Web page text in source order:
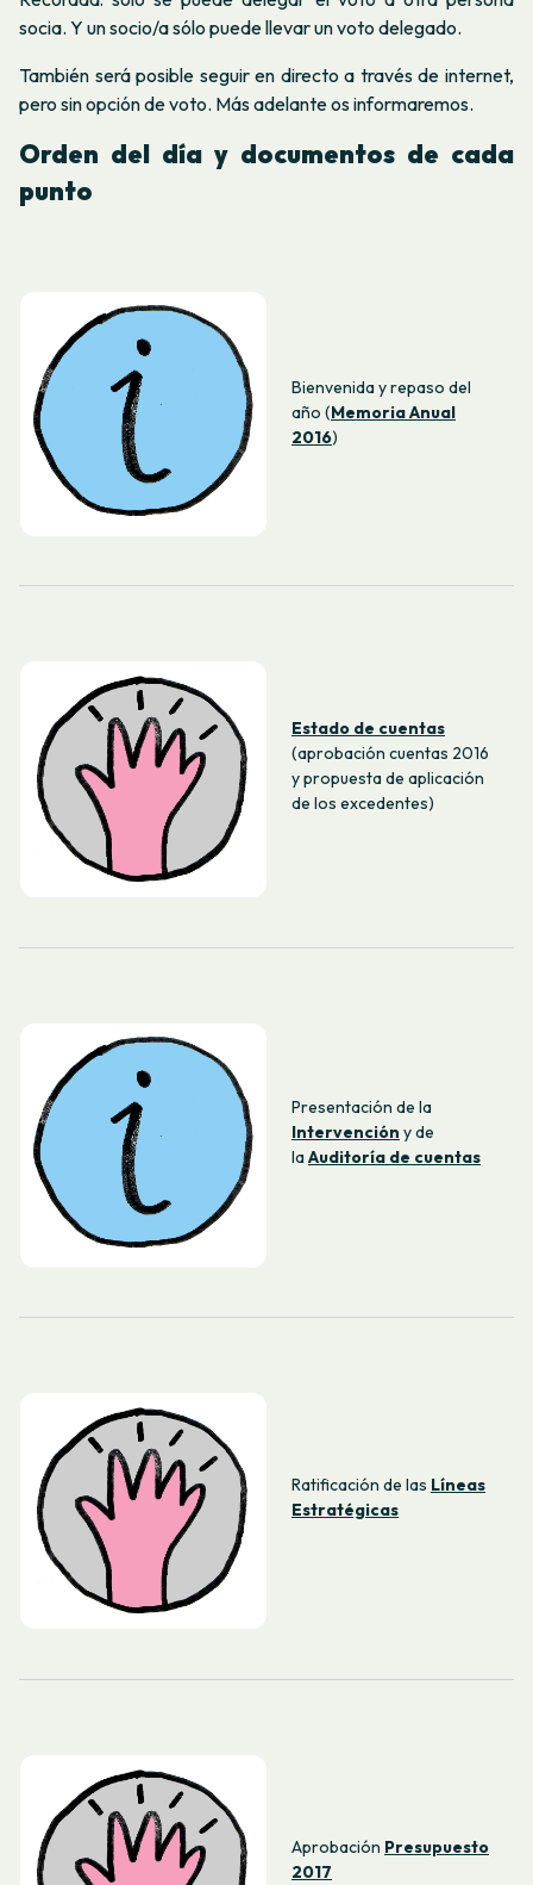
socia. Y un socio/a sólo puede llevar un voto delegado.
También será posible seguir en directo a través de internet,
pero sin opción de voto. Más adelante os informaremos.
Orden del día y documentos de cada
punto
Bienvenida y repaso del
año (Memoria Anual
2016)
Estado de cuentas
(aprobación cuentas 2016
y propuesta de aplicación
de los excedentes)
Presentación de la
Intervención y de
laAuditoría de cuentas
Ratificación de las Líneas
Estratégicas
Aprobación Presupuesto
2017